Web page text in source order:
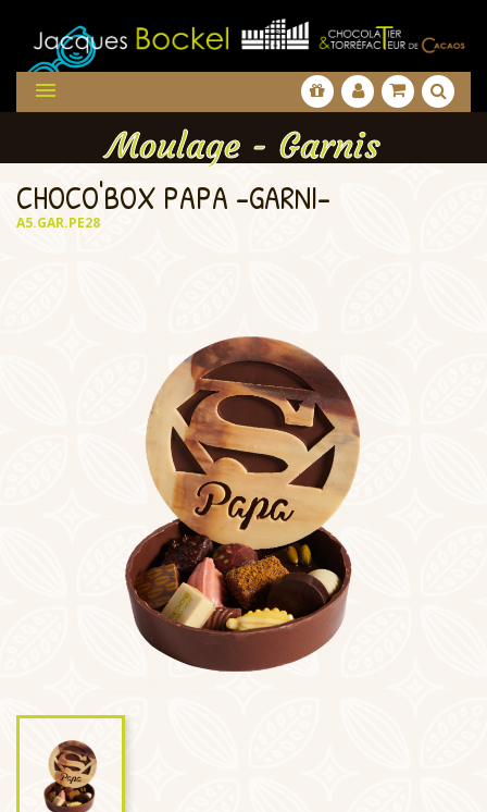

Moulage - Garnis
CHOCO'BOX PAPA -GARNI-
A5.GAR.PE28